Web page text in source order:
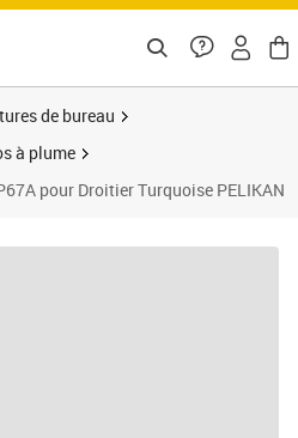
de bureau
à plume
pour Droitier Turquoise PELIKAN